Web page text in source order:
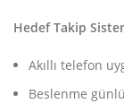
Hedef Takip
Akıllı telefon
Beslenme